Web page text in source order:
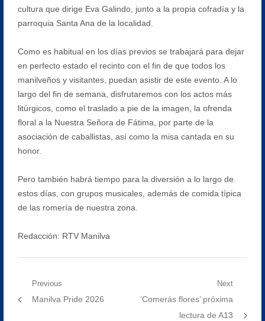
cultura que dirige Eva Galindo, junto a la propia cofradía y la
parroquia Santa Ana de la localidad.
Como es habitual en los días previos se trabajará para dejar
en perfecto estado el recinto con el fin de que todos los
manilveños y visitantes, puedan asistir de este evento. A lo
largo del fin de semana, disfrutaremos con los actos más
litúrgicos, como el traslado a pie de la imagen, la ofrenda
floral a la Nuestra Señora de Fátima, por parte de la
asociación de caballistas, así como la misa cantada en su
honor.
Pero también habrá tiempo para la diversión a lo largo de
estos días, con grupos musicales, además de comida típica
de las romería de nuestra zona.
Redacción: RTV Manilva
Navegación
de
Previous
Previous
Manilva Pride 2026
Next
Next
‘Comerás flores’ próxima
lectura de A13